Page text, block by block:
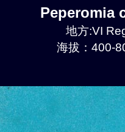
Peperomia
地方:VI
海拔：400-